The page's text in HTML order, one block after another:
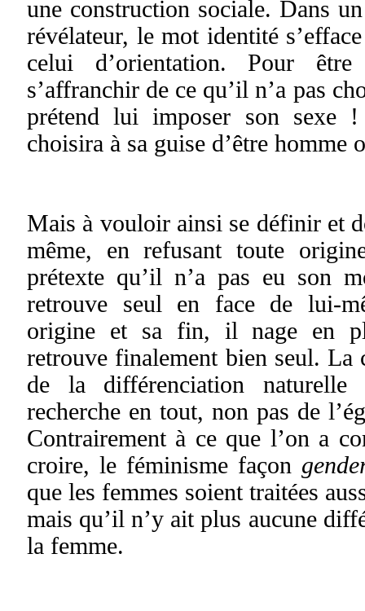
une construction sociale. Dans
révélateur, le mot identité
celui d’orientation. Pour
s’affranchir de ce qu’il n’a pas
prétend lui imposer son sexe
choisira à sa guise d’être homme
Mais à vouloir ainsi se définir et
même, en refusant toute
prétexte qu’il n’a pas eu son
retrouve seul en face de lui-
origine et sa fin, il nage en
retrouve finalement bien seul. La
de la différenciation naturelle
recherche en tout, non pas de
Contrairement à ce que l’on a
croire, le féminisme façon
que les femmes soient traitées
mais qu’il n’y ait plus aucune
la femme.